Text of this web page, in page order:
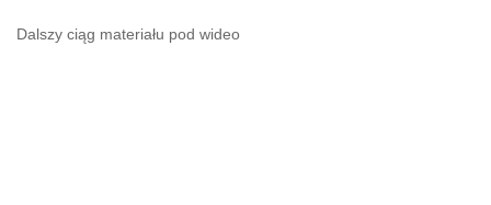
Dalszy ciąg materiału pod wideo